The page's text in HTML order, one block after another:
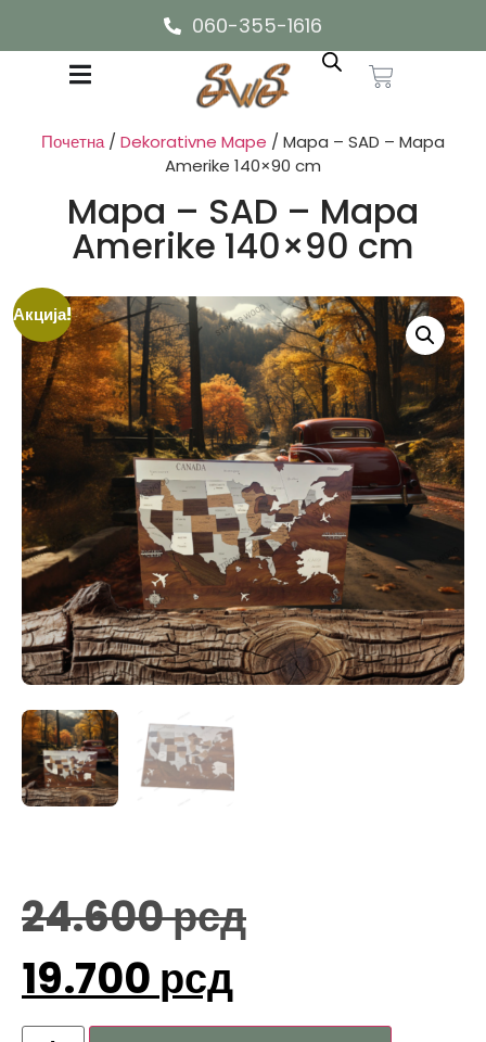
060-355-1616
Почетна/Dekorativne Mape / Mapa – SAD – Mapa
Amerike 140×90 cm
Mapa – SAD – Mapa
Amerike 140×90 cm
Акција!
24.600рсд
19.700 рсд